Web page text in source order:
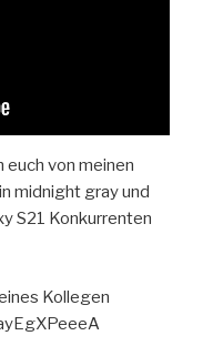
euch von meinen
midnight gray und
S21 Konkurrenten
Kollegen